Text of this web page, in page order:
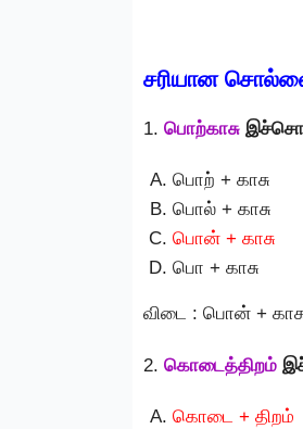
சரியான
1. பொற்காசு
பொற் + காசு
பொல் + காசு
பொன் + காசு
பொ + காசு
விடை : பொன் +
2. கொடைத்திறம்
கொடை + திறம்